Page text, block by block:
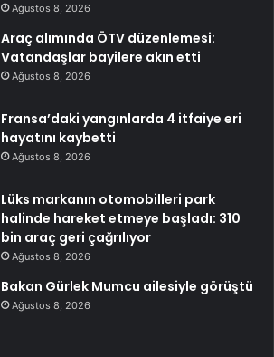
Ağustos 8, 2026
Araç alımında ÖTV düzenlemesi:
Vatandaşlar bayilere akın etti
Ağustos 8, 2026
Fransa’daki yangınlarda 4 itfaiye eri
hayatını kaybetti
Ağustos 8, 2026
Lüks markanın otomobilleri park
halinde hareket etmeye başladı: 310
bin araç geri çağrılıyor
Ağustos 8, 2026
Bakan Gürlek Mumcu ailesiyle görüştü
Ağustos 8, 2026